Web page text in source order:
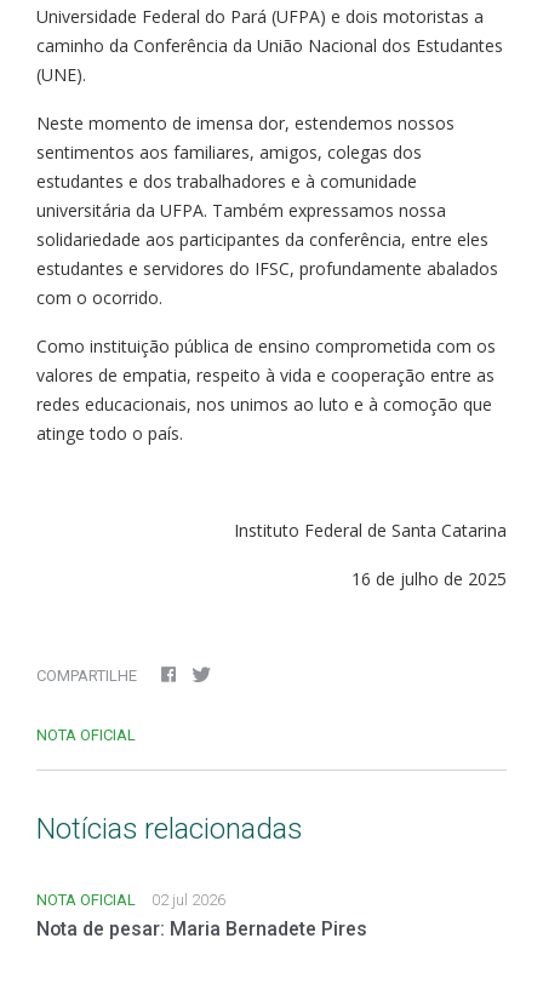
Universidade Federal do Pará (UFPA) e dois motoristas a
caminho da Conferência da União Nacional dos Estudantes
(UNE).
Neste momento de imensa dor, estendemos nossos
sentimentos aos familiares, amigos, colegas dos
estudantes e dos trabalhadores e à comunidade
universitária da UFPA. Também expressamos nossa
solidariedade aos participantes da conferência, entre eles
estudantes e servidores do IFSC, profundamente abalados
com o ocorrido.
Como instituição pública de ensino comprometida com os
valores de empatia, respeito à vida e cooperação entre as
redes educacionais, nos unimos ao luto e à comoção que
atinge todo o país.
Instituto Federal de Santa Catarina
16 de julho de 2025
COMPARTILHE
NOTA OFICIAL
Notícias relacionadas
NOTA OFICIAL 02 jul 2026
Nota de pesar: Maria Bernadete Pires